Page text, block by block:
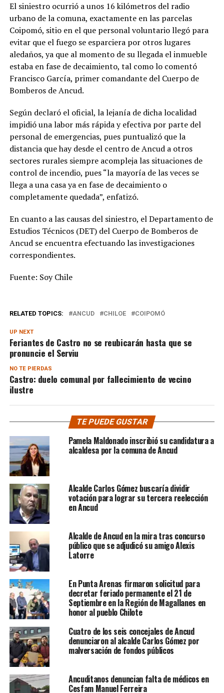
El siniestro ocurrió a unos 16 kilómetros del radio
urbano de la comuna, exactamente en las parcelas
Coipomó, sitio en el que personal voluntario llegó para
evitar que el fuego se esparciera por otros lugares
aledaños, ya que al momento de su llegada el inmueble
estaba en fase de decaimiento, tal como lo comentó
Francisco García, primer comandante del Cuerpo de
Bomberos de Ancud.
Según declaró el oficial, la lejanía de dicha localidad
impidió una labor más rápida y efectiva por parte del
personal de emergencias, pues puntualizó que la
distancia que hay desde el centro de Ancud a otros
sectores rurales siempre acompleja las situaciones de
control de incendio, pues “la mayoría de las veces se
llega a una casa ya en fase de decaimiento o
completamente quedada”, enfatizó.
En cuanto a las causas del siniestro, el Departamento de
Estudios Técnicos (DET) del Cuerpo de Bomberos de
Ancud se encuentra efectuando las investigaciones
correspondientes.
Fuente: Soy Chile
RELATED TOPICS: ANCUD CHILOE COIPOMÓ
UP NEXT
Feriantes de Castro no se reubicarán hasta que se
pronuncie el Serviu
NO TE PIERDAS
Castro: duelo comunal por fallecimiento de vecino
ilustre
TE PUEDE GUSTAR
Pamela Maldonado inscribió su candidatura a
alcaldesa por la comuna de Ancud
Alcalde Carlos Gómez buscaría dividir
votación para lograr su tercera reelección
en Ancud
Alcalde de Ancud en la mira tras concurso
público que se adjudicó su amigo Alexis
Latorre
En Punta Arenas firmaron solicitud para
decretar feriado permanente el 21 de
Septiembre en la Región de Magallanes en
honor al pueblo Chilote
Cuatro de los seis concejales de Ancud
denunciaron al alcalde Carlos Gómez por
malversación de fondos públicos
Ancuditanos denuncian falta de médicos en
Cesfam Manuel Ferreira